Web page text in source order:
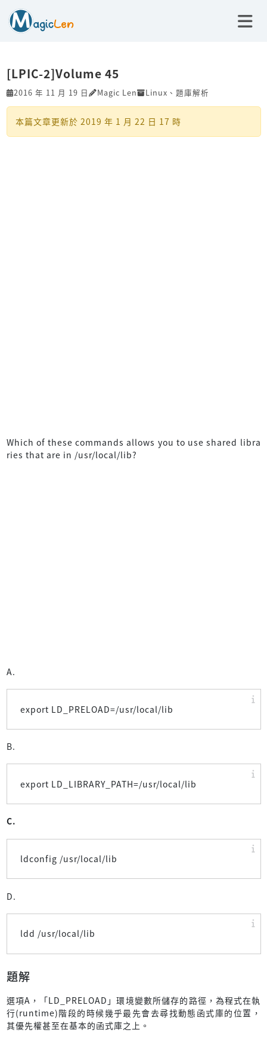
[LPIC-2]Volume 45
2016 年 11 月 19 日 Magic Len Linux 、 題庫解析
本篇文章更新於 2019 年 1 月 22 日 17 時
Which of these commands allows you to use shared libra
ries that are in /usr/local/lib?
A.
export LD_PRELOAD=/usr/local/lib
B.
export LD_LIBRARY_PATH=/usr/local/lib
C.
ldconfig /usr/local/lib
D.
ldd /usr/local/lib
題解
選項A，「LD_PRELOAD」環境變數所儲存的路徑，為程式在執
行(runtime)階段的時候幾乎最先會去尋找動態函式庫的位置，
其優先權甚至在基本的函式庫之上。